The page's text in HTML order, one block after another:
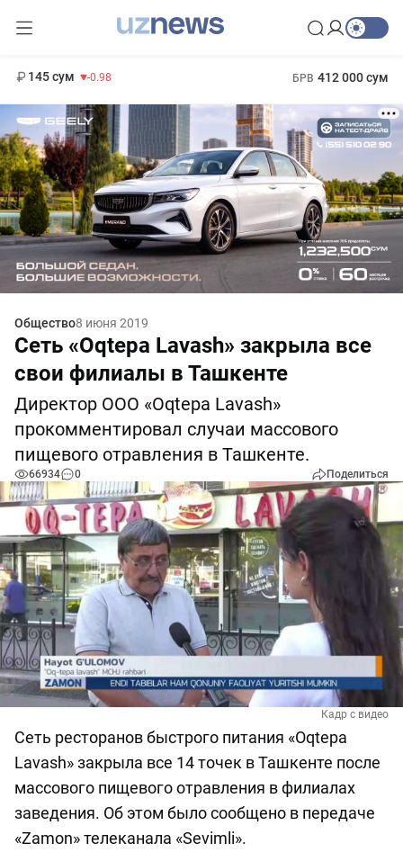
145 сум -0.98 БРВ 412 000 сум
Общество8 июня 2019
Сеть «Oqtepa Lavash» закрыла все
свои филиалы в Ташкенте
Директор ООО «Oqtepa Lavash»
прокомментировал случаи массового
пищевого отравления в Ташкенте.
66934 0 Поделиться
Кадр с видео
Сеть ресторанов быстрого питания «Oqtepa
Lavash» закрыла все 14 точек в Ташкенте после
массового пищевого отравления в филиалах
заведения. Об этом было сообщено в передаче
«Zamon» телеканала «Sevimli».